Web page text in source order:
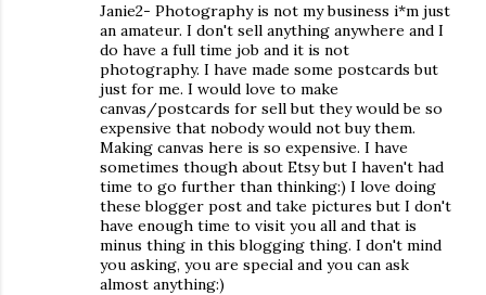
Janie2- Photography is not my business i*m just
an amateur. I don't sell anything anywhere and I
do have a full time job and it is not
photography. I have made some postcards but
just for me. I would love to make
canvas/postcards for sell but they would be so
expensive that nobody would not buy them.
Making canvas here is so expensive. I have
sometimes though about Etsy but I haven't had
time to go further than thinking:) I love doing
these blogger post and take pictures but I don't
have enough time to visit you all and that is
minus thing in this blogging thing. I don't mind
you asking, you are special and you can ask
almost anything:)